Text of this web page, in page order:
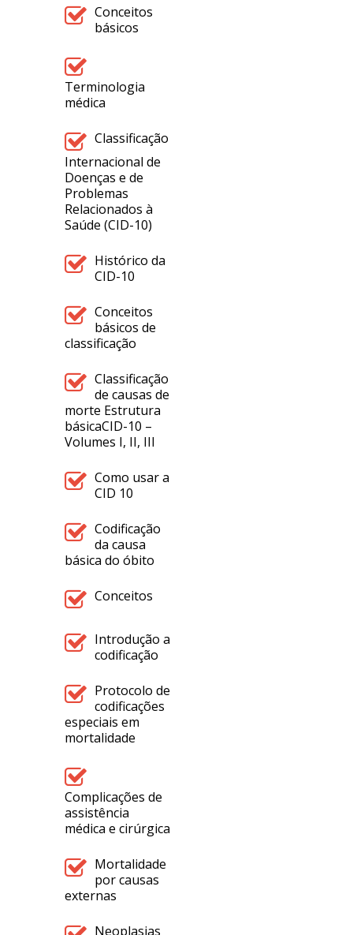
Conceitos
básicos
Terminologia
médica
Classificação
Internacional de
Doenças e de
Problemas
Relacionados à
Saúde (CID-10)
Histórico da
CID-10
Conceitos
básicos de
classificação
Classificação
de causas de
morte Estrutura
básicaCID-10 –
Volumes I, II, III
Como usar a
CID 10
Codificação
da causa
básica do óbito
Conceitos
Introdução a
codificação
Protocolo de
codificações
especiais em
mortalidade
Complicações de
assistência
médica e cirúrgica
Mortalidade
por causas
externas
Neoplasias